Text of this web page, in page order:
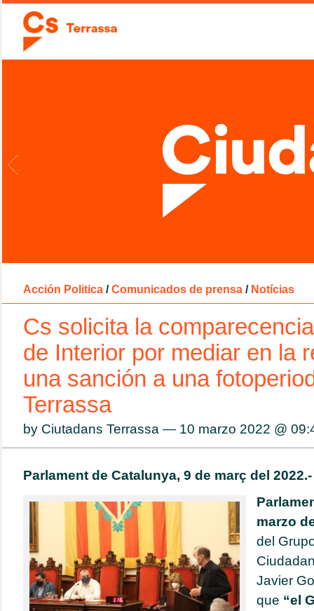
Acción Politica / Comunicados de prensa / Notícias
Cs solicita la
de Interior por mediar en la
una sanción a una
Terrassa
by Ciutadans Terrassa — 10 marzo 2022 @
Parlament de Catalunya, 9 de març del
marzo
del
Javier
que “el